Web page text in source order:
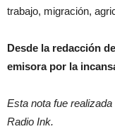
trabajo, migración,
Desde la redacción
emisora por la
Esta nota fue
Radio Ink.